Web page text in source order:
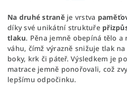
Na druhé straněje vrstva
díky své unikátní struktuře
tlaku. Pěna jemně obepíná tělo
váhu, čímž výrazně snižuje tlak
boky, krk či páteř. Výsledkem je
matrace jemně ponořovali, což
lepšímu odpočinku.